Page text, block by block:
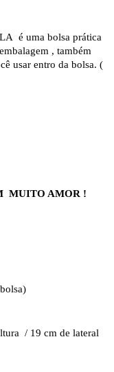
é uma bolsa prática
, também
usar entro da bolsa. (
MUITO AMOR !
/ 19 cm de lateral